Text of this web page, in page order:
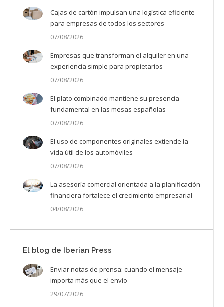
Cajas de cartón impulsan una logística eficiente
para empresas de todos los sectores
07/08/2026
Empresas que transforman el alquiler en una
experiencia simple para propietarios
07/08/2026
El plato combinado mantiene su presencia
fundamental en las mesas españolas
07/08/2026
El uso de componentes originales extiende la
vida útil de los automóviles
07/08/2026
La asesoría comercial orientada a la planificación
financiera fortalece el crecimiento empresarial
04/08/2026
El blog de Iberian Press
Enviar notas de prensa: cuando el mensaje
importa más que el envío
29/07/2026